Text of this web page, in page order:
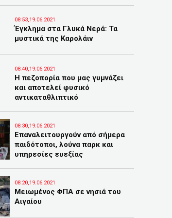
08:53,19.06.2021
Έγκλημα στα Γλυκά Νερά: Τα
μυστικά της Καρολάιν
08:40,19.06.2021
Η πεζοπορία που μας γυμνάζει
και αποτελεί φυσικό
αντικαταθλιπτικό
08:30,19.06.2021
Επαναλειτουργούν από σήμερα
παιδότοποι, λούνα παρκ και
υπηρεσίες ευεξίας
08:20,19.06.2021
Μειωμένος ΦΠΑ σε νησιά του
Αιγαίου